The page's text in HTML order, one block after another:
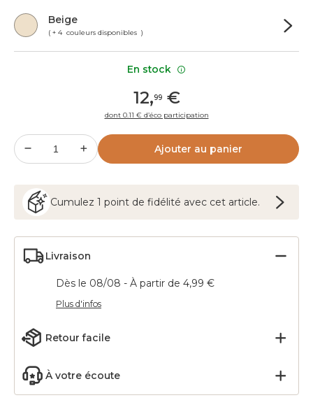
Beige
( + 4 couleurs disponibles )
12,99€
dont 0.11 € d’éco participation
Ajouter au panier
Cumulez 1 point de fidélité avec cet article.
Livraison
Dès le 08/08 - À partir de 4,99 €
Plus d'infos
Retour facile
À votre écoute